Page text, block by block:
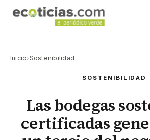
Inicio›Sostenibilidad
SOSTENIBILIDAD
Las bodegas
certificadas